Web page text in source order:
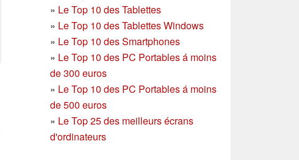
» Le Top 10 des Tablettes
» Le Top 10 des Tablettes Windows
» Le Top 10 des Smartphones
» Le Top 10 des PC Portables á moins
de 300 euros
» Le Top 10 des PC Portables á moins
de 500 euros
» Le Top 25 des meilleurs écrans
d'ordinateurs